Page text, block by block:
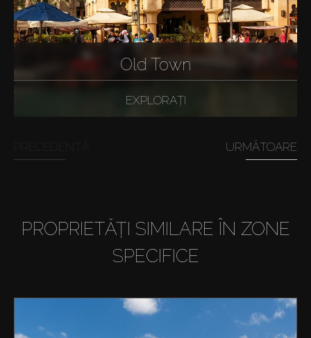
Old Town
EXPLORAȚI
URMĂTOARE
PROPRIETĂȚI SIMILARE ÎN ZONE
SPECIFICE